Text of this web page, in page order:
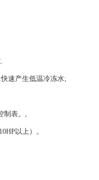
速产生低温冷冻水;
制表。,
以上）。